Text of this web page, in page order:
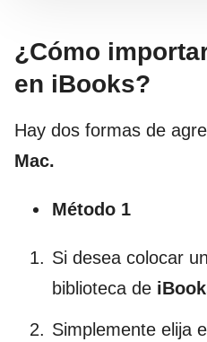
¿Cómo
en iBooks?
Hay dos formas de
Mac.
Método 1
Si desea colocar
biblioteca de
Simplemente elija